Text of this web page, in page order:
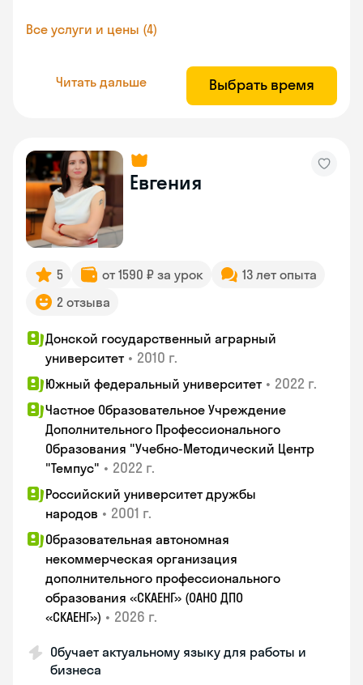
Все услуги и цены (4)
Читать дальше Выбрать время
Евгения
5 от 1590 ₽ за урок
13 лет опыта
2 отзыва
Донской государственный аграрный
университет • 2010 г.
Южный федеральный университет • 2022 г.
Частное Образовательное Учреждение
Дополнительного Профессионального
Образования "Учебно-Методический Центр
"Темпус" • 2022 г.
Российский университет дружбы
народов • 2001 г.
Образовательная автономная
некоммерческая организация
дополнительного профессионального
образования «СКАЕНГ» (ОАНО ДПО
«СКАЕНГ») • 2026 г.
Обучает актуальному языку для работы и
бизнеса